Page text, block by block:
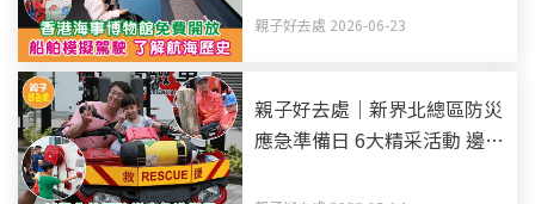
親子好去處 2026-06-23
親子好去處｜新界北總區防災
應急準備日 6大精采活動 邊玩